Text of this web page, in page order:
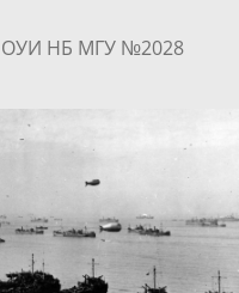
ОУИ НБ МГУ №2028